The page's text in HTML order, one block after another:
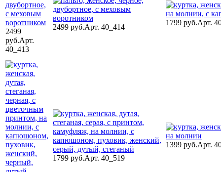
2499
руб.Арт.
40_413
2499 руб.Арт. 40_414
1799 руб.Арт.
1799 руб.Арт. 40_519
1399 руб.Арт.